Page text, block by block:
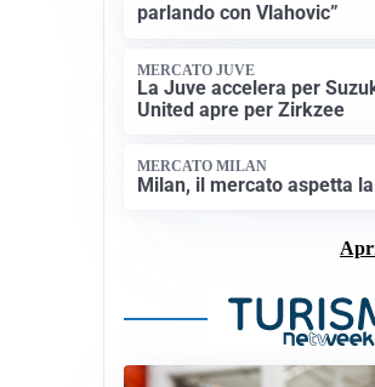
parlando con Vlahovic”
MERCATO JUVE
La Juve accelera per
United apre per Zirkzee
MERCATO MILAN
Milan, il mercato aspetta